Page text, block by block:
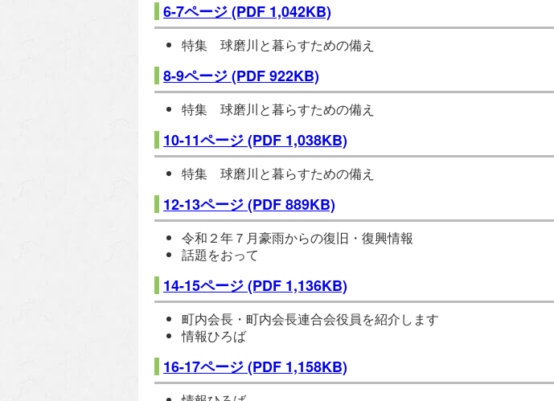
6-7ページ(PDF 1,042KB)
特集 球磨川と暮らすための備え
8-9ページ(PDF 922KB)
特集 球磨川と暮らすための備え
10-11ページ(PDF 1,038KB)
特集 球磨川と暮らすための備え
12-13ページ(PDF 889KB)
令和２年７月豪雨からの復旧・復興情報
話題をおって
14-15ページ(PDF 1,136KB)
町内会長・町内会長連合会役員を紹介します
情報ひろば
16-17ページ(PDF 1,158KB)